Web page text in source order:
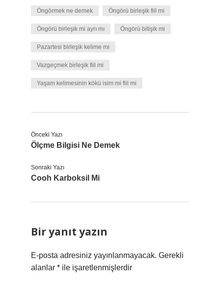
Öngörmek ne demek Öngörü birleşik fiil mi
Öngörü birleşik mi ayrı mı Öngörü bitişik mi
Pazartesi birleşik kelime mi
Vazgeçmek birleşik fiil mi
Yaşam kelimesinin kökü isim mi fiil mi
Önceki Yazı
Ölçme Bilgisi Ne Demek
Sonraki Yazı
Cooh Karboksil Mi
Bir yanıt yazın
E-posta adresiniz yayınlanmayacak. Gerekli
alanlar * ile işaretlenmişlerdir